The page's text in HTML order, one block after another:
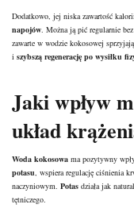
Dodatkowo, jej niska zawartość
napojów . Można ją pić regularnie
zawarte w wodzie kokosowej
i szybszą regenerację po wysiłku
Jaki wpływ
układ
Woda kokosowa ma pozytywny
potasu , wspiera regulację ciśnienia
naczyniowym. Potas działa jak
tętniczego.